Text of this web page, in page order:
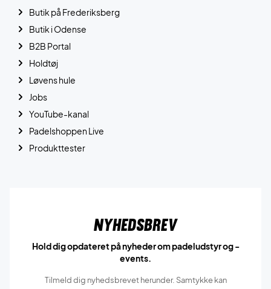
Butik på Frederiksberg
Butik i Odense
B2B Portal
Holdtøj
Løvens hule
Jobs
YouTube-kanal
Padelshoppen Live
Produkttester
Nyhedsbrev
Hold dig opdateret på nyheder om padeludstyr og -
events.
Tilmeld dig nyhedsbrevet herunder. Samtykke kan